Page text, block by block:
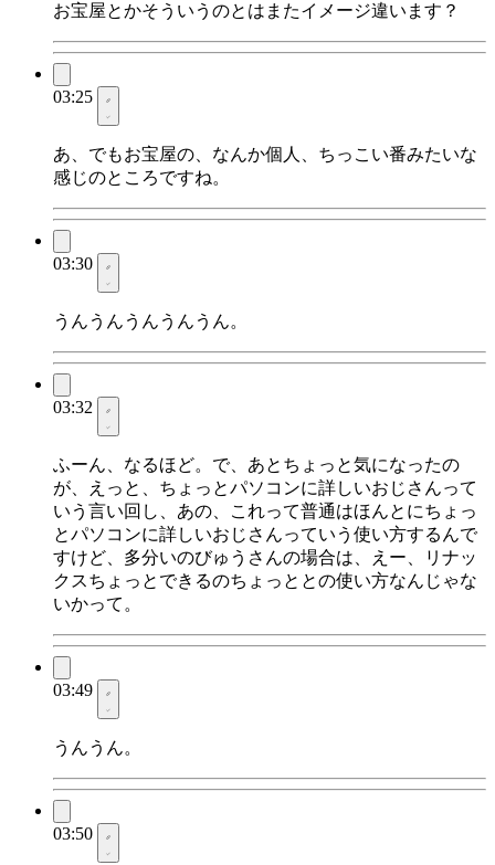
お宝屋とかそういうのとはまたイメージ違います？
03:25
あ、でもお宝屋の、なんか個人、ちっこい番みたいな
感じのところですね。
03:30
うんうんうんうんうん。
03:32
ふーん、なるほど。で、あとちょっと気になったの
が、えっと、ちょっとパソコンに詳しいおじさんって
いう言い回し、あの、これって普通はほんとにちょっ
とパソコンに詳しいおじさんっていう使い方するんで
すけど、多分いのびゅうさんの場合は、えー、リナッ
クスちょっとできるのちょっととの使い方なんじゃな
いかって。
03:49
うんうん。
03:50